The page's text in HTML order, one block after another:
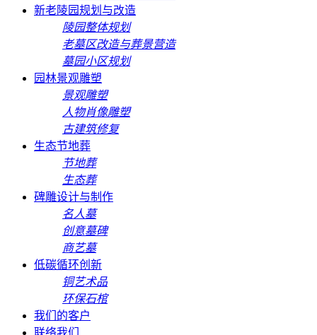
新老陵园规划与改造
陵园整体规划
老墓区改造与葬景营造
墓园小区规划
园林景观雕塑
景观雕塑
人物肖像雕塑
古建筑修复
生态节地葬
节地葬
生态葬
碑雕设计与制作
名人墓
创意墓碑
商艺墓
低碳循环创新
铜艺术品
环保石棺
我们的客户
联络我们